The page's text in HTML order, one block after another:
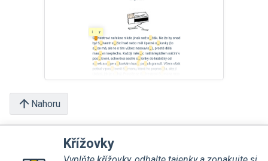
Nahoru
Křížovky